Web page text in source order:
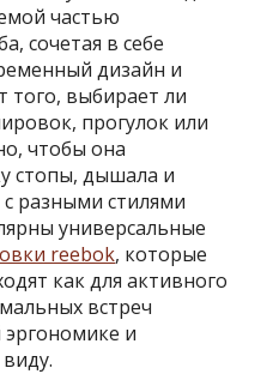
частью
сочетая в себе
дизайн и
того, выбирает ли
прогулок или
чтобы она
стопы, дышала и
разными стилями
универсальные
reebok, которые
как для активного
встреч
и